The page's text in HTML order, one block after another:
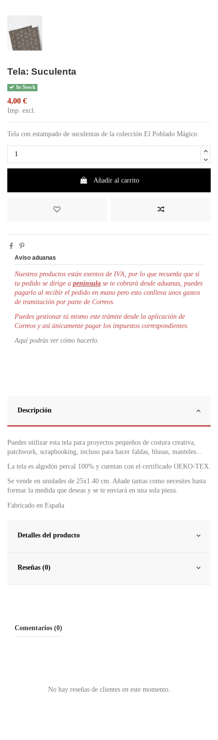
Tela: Suculenta
In Stock
4,00 €
Imp. excl.
Tela con estampado de suculentas de la colección El Poblado Mágico.
Añadir al carrito
Aviso aduanas
Nuestros productos están exentos de IVA, por lo que recuerda que si
tu pedido se dirige a península se te cobrará desde aduanas, puedes
pagarlo al recibir el pedido en mano pero esto conlleva unos gastos
de tramitación por parte de Correos.
Puedes gestionar tú mismo este trámite desde la aplicación de
Correos y así únicamente pagar los impuestos correspondientes.
Aquí podrás ver cómo hacerlo.
Descripción
Puedes utilizar esta tela para proyectos pequeños de costura creativa,
patchwork, scrapbooking, incluso para hacer faldas, blusas, manteles...
La tela es algodón percal 100% y cuentan con el certificado OEKO-TEX.
Se vende en unidades de 25x1.40 cm. Añade tantas como necesites hasta
formar la medida que deseas y se te enviará en una sola pieza.
Fabricado en España
Detalles del producto
Reseñas (0)
Comentarios (0)
No hay reseñas de clientes en este momento.